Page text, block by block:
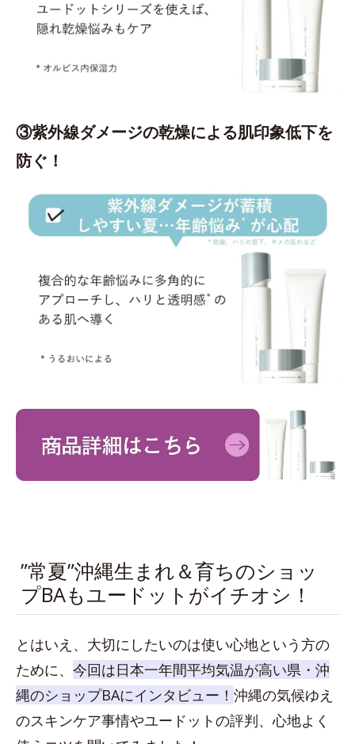
③紫外線ダメージの乾燥による肌印象低下を
防ぐ！
”常夏”沖縄生まれ＆育ちのショッ
プBAもユードットがイチオシ！
とはいえ、大切にしたいのは使い心地という方の
ために、 今回は日本一年間平均気温が高い県・沖
縄のショップBAにインタビュー！ 沖縄の気候ゆえ
のスキンケア事情やユードットの評判、心地よく